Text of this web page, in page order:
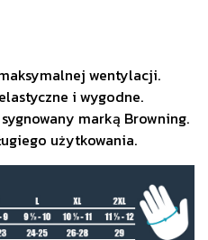
wentylacji.
i wygodne.
marką Browning.
użytkowania.